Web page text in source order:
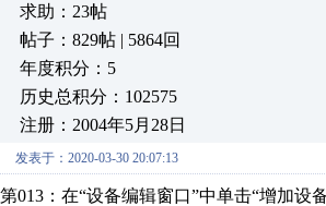
求助：23帖
帖子：829帖 | 5864回
年度积分：5
历史总积分：102575
注册：2004年5月28日
发表于：2020-03-30 20:07:13
第013：在“设备编辑窗口”中单击“增加设